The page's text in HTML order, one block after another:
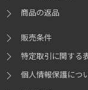
商品の返品
販売条件
特定取引に関する
個人情報保護につ